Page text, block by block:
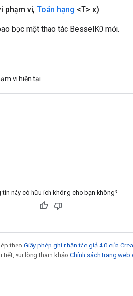
phạm vi, Toán hạng <T> x)
bọc một thao tác BesselK0 mới.
vi hiện tại
tin này có hữu ích không cho bạn không?
theo Giấy phép ghi nhận tác giả 4.0 của
tiết, vui lòng tham khảo Chính sách trang web